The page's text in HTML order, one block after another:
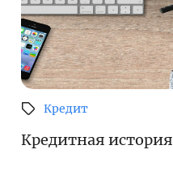
Кредит
Кредитная история